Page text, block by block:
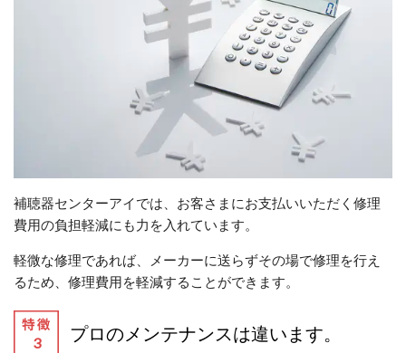
補聴器センターアイでは、お客さまにお支払いいただく修理
費用の負担軽減にも力を入れています。
軽微な修理であれば、メーカーに送らずその場で修理を行え
るため、修理費用を軽減することができます。
プロのメンテナンスは違います。